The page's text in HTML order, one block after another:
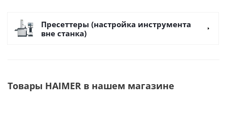
Пресеттеры (настройка инструмента
вне станка)
Товары HAIMER в нашем магазине